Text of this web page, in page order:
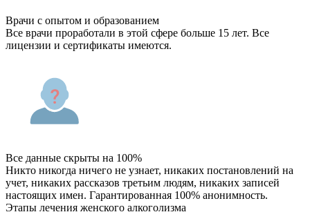
Врачи с опытом и образованием
Все врачи проработали в этой сфере больше 15 лет. Все
лицензии и сертификаты имеются.
Все данные скрыты на 100%
Никто никогда ничего не узнает, никаких постановлений на
учет, никаких рассказов третьим людям, никаких записей
настоящих имен. Гарантированная 100% анонимность.
Этапы лечения женского алкоголизма